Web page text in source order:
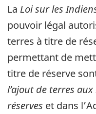
La Loi sur les
pouvoir légal
terres à titre de
permettant de
titre de réserve
l’ajout de terres
réserves et dans